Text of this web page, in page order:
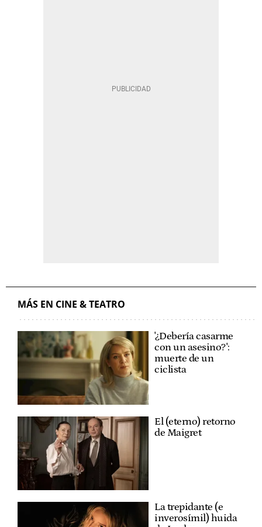
MÁS EN CINE & TEATRO
'¿Debería casarme
con un asesino?':
muerte de un
ciclista
El (eterno) retorno
de Maigret
La trepidante (e
inverosímil) huida